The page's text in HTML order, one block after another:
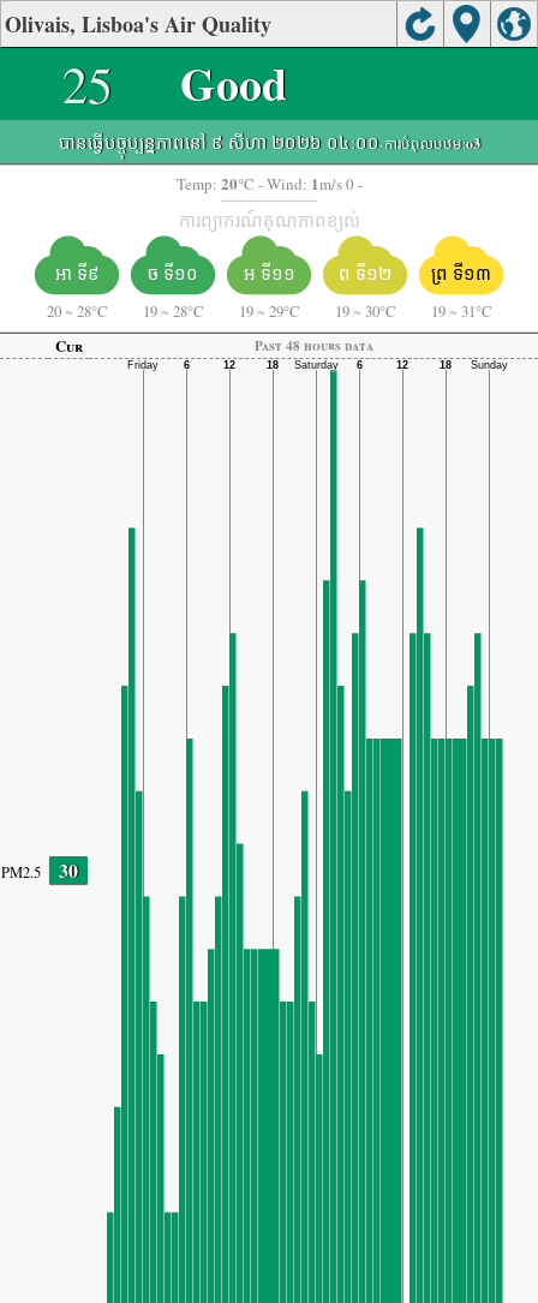
Olivais, Lisboa's Air Quality
25 Good
បានធ្វើបច្ចុប្បន្នភាពនៅ ៩ សីហា ២០២៦ ០៤:០០-ការបំពុលបឋម:o3
Temp: 20°C - Wind: 1m/s 0 -
ការព្យាករណ៍គុណភាពខ្យល់
អា ទី៩
20 ~ 28°C
ច ទី១០
19 ~ 28°C
អ ទី១១
19 ~ 29°C
ព ទី១២
19 ~ 30°C
ព្រ ទី១៣
19 ~ 31°C
Cur
Past 48 hours data
PM2.5 30